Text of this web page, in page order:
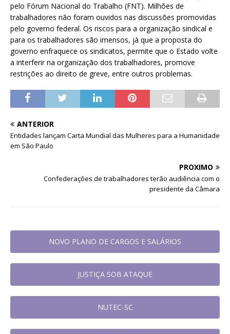
pelo Fórum Nacional do Trabalho (FNT). Milhões de
trabalhadores não foram ouvidos nas discussões promovidas
pelo governo federal. Os riscos para a organização sindical e
para os trabalhadores são imensos, já que a proposta do
governo enfraquece os sindicatos, permite que o Estado volte
a interferir na organização dos trabalhadores, promove
restrições ao direito de greve, entre outros problemas.
ANTERIOR
Entidades lançam Carta Mundial das Mulheres para a Humanidade
em São Paulo
PRÓXIMO
Confederações de trabalhadores terão audiência com o
presidente da Câmara
NOVO PLANO DE CARGOS E SALÁRIOS
JUSTIÇA SOB ATAQUE
NUTEC-SC